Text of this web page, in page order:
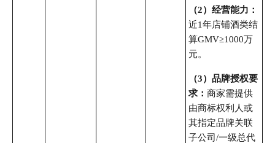
（2）经营能力：
近1年店铺酒类结
算GMV≥1000万
元。
（3）品牌授权要
求： 商家需提供
由商标权利人或
其指定品牌关联
子公司/一级总代